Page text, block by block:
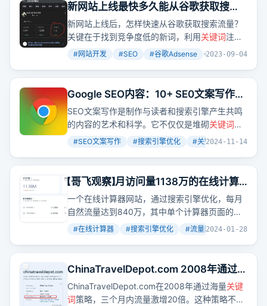
新网站上线最快多久能从谷歌获取搜索
流量？答案是48小时内。
新网站上线后，怎样快速从谷歌获取搜索流量？
关键在于找到竞争度低的新词，利用关键词注册
域名，并确保网站内容满足用户需求。
#网站开发 #SEO #谷歌Adsense +2
2023-09-04
Google SEO内容：10+ SE0文案写作技
巧，让你的网站排名
SEO文案写作是制作与读者和搜索引擎产生共鸣
的内容的艺术和科学。它不仅仅是堆砌关键词，
而是创造一种平衡，将关键字自然地混合到真正
和读者都更具吸引力。
#SEO文案写作 #搜索引擎优化 #关键词研究 +2
2024-11-14
【哥飞观察】月访问量1138万的在线计算
器网站，流量几乎全是搜索引擎给的
一个在线计算器网站，通过搜索引擎优化，每月
自然流量达到840万，其中单个计算器页面的月
访问量高达82万。这表明，即使是简单的在线工
#在线计算器 #搜索引擎优化 #流量获取 +3
2024-01-28
ChinaTravelDepot.com 2008年通过生
成大量页面，三个月时间网站流量增长
20倍
ChinaTravelDepot.com在2008年通过海量关键
词策略，三个月内流量激增20倍。这种策略不仅